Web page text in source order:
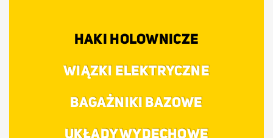
HAKI HOLOWNICZE
WIĄZKI ELEKTRYCZNE
BAGAŻNIKI BAZOWE
UKŁADY WYDECHOWE